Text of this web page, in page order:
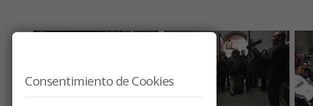
Consentimiento de Cookies